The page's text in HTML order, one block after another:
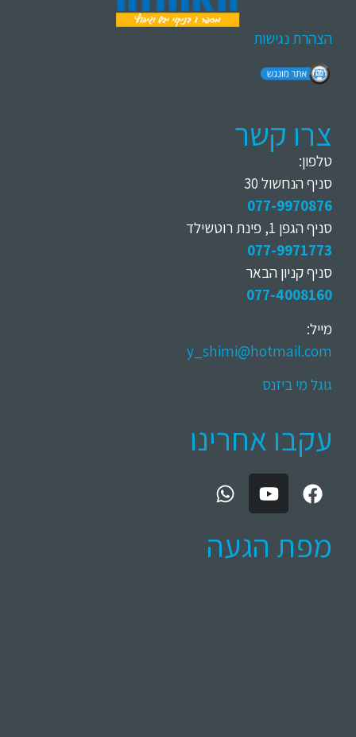
הצהרת נגישות
צרו קשר
טלפון:
סניף הנחשול 30
077-9970876
סניף הגפן 1, פינת רוטשילד
077-9971773
סניף קניון הבאר
077-4008160
מייל:
y_shimi@hotmail.com
גוגל מי ביזנס
עקבו אחרינו
מפת הגעה